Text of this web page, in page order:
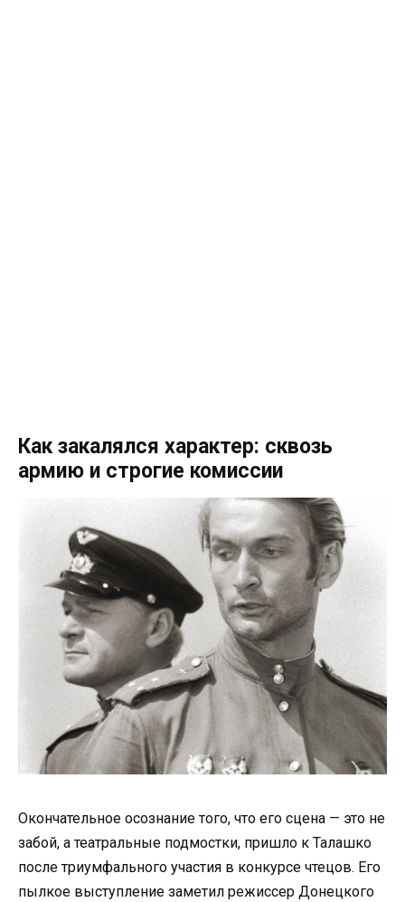
Как закалялся характер: сквозь
армию и строгие комиссии
Окончательное осознание того, что его сцена — это не
забой, а театральные подмостки, пришло к Талашко
после триумфального участия в конкурсе чтецов. Его
пылкое выступление заметил режиссер Донецкого